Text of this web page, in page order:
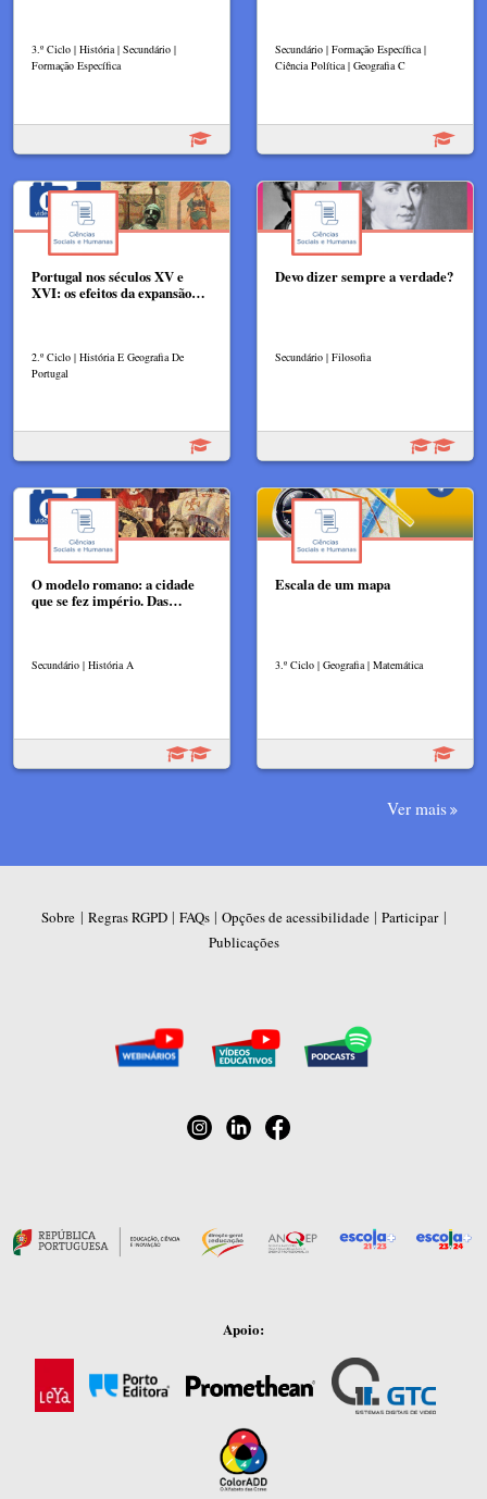
3.º Ciclo | História | Secundário |
Formação Específica
Secundário | Formação Específica |
Ciência Política | Geografia C
Portugal nos séculos XV e
XVI: os efeitos da expansão…
2.º Ciclo | História E Geografia De
Portugal
Devo dizer sempre a verdade?
Secundário | Filosofia
O modelo romano: a cidade
que se fez império. Das…
Secundário | História A
Escala de um mapa
3.º Ciclo | Geografia | Matemática
Ver mais
Sobre | Regras RGPD| FAQs| Opções de acessibilidade| Participar|
Publicações
Apoio: